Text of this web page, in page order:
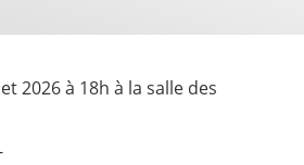
2026 à 18h à la salle des